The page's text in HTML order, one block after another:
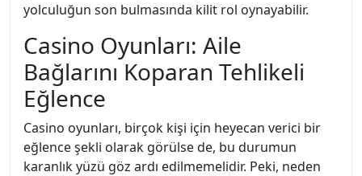
yolculuğun son bulmasında kilit rol oynayabilir.
Casino Oyunları: Aile
Bağlarını Koparan Tehlikeli
Eğlence
Casino oyunları, birçok kişi için heyecan verici bir
eğlence şekli olarak görülse de, bu durumun
karanlık yüzü göz ardı edilmemelidir. Peki, neden